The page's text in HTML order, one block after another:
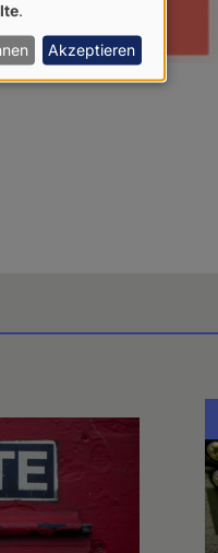
Akzeptieren